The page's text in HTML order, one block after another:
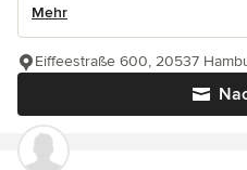
Mehr
Eiffeestraße 600, 20537